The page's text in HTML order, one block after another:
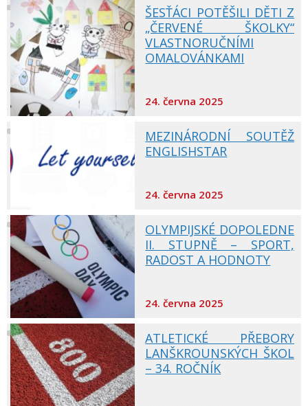
ŠESŤÁCI POTĚŠILI DĚTI Z
„ČERVENÉ ŠKOLKY“
VLASTNORUČNÍMI
OMALOVÁNKAMI
24. června 2025
MEZINÁRODNÍ SOUTĚŽ
ENGLISHSTAR
24. června 2025
OLYMPIJSKÉ DOPOLEDNE
II. STUPNĚ – SPORT,
RADOST A HODNOTY
24. června 2025
ATLETICKÉ PŘEBORY
LANŠKROUNSKÝCH ŠKOL
– 34. ROČNÍK